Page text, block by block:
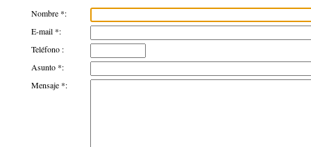
Nombre *:
E-mail *:
Teléfono :
Asunto *:
Mensaje *: